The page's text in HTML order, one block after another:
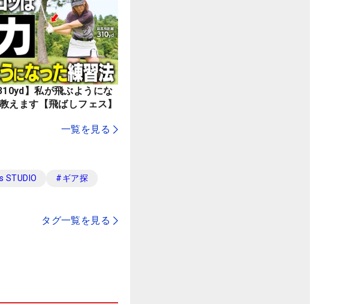
】私が飛ぶようにな
えます【飛ばしフェス】
一覧を見る
STUDIO #ギア探
タグ一覧を見る